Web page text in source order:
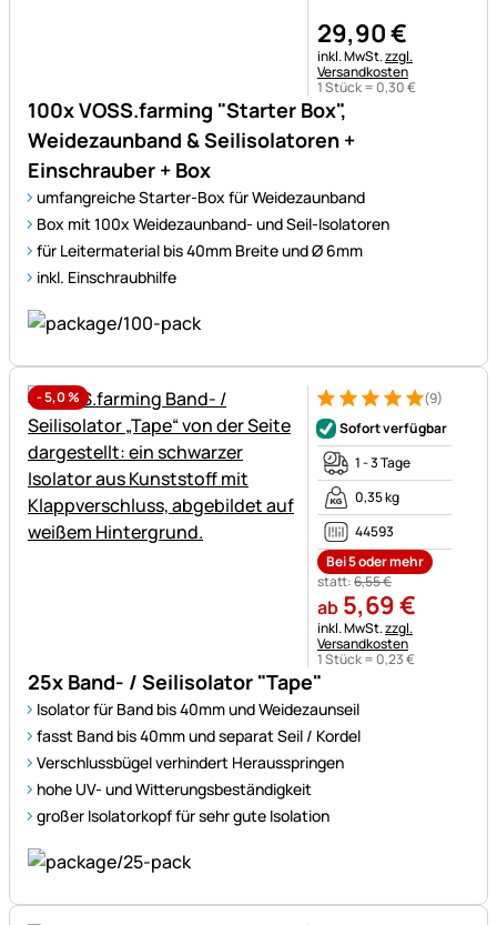
100x VOSS.farming "Starter Box",
Weidezaunband & Seilisolatoren +
Einschrauber + Box
umfangreiche Starter-Box für Weidezaunband
Box mit 100x Weidezaunband- und Seil-Isolatoren
für Leitermaterial bis 40mm Breite und Ø 6mm
inkl. Einschraubhilfe
29,90€
Steuerhinweis:
inkl. MwSt.zzgl.
Versandkosten
1 Stück = 0,30€
-5,0%
25x Band- / Seilisolator "Tape"
Isolator für Band bis 40mm und Weidezaunseil
fasst Band bis 40mm und separat Seil / Kordel
Verschlussbügel verhindert Herausspringen
hohe UV- und Witterungsbeständigkeit
großer Isolatorkopf für sehr gute Isolation
Bewertung: 5 von 5 (9
9 Bewertungen
(9)
Sofort verfügbar
1 - 3 Tage
0,35 kg
44593
Bei 5 oder mehr
statt:6,55€
ab 5,69€
Steuerhinweis:
inkl. MwSt.zzgl.
Versandkosten
1 Stück = 0,23€